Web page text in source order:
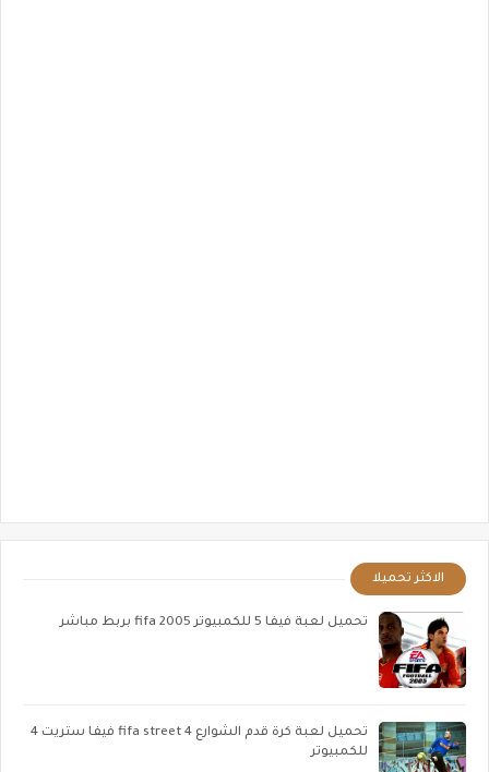
الاكثر تحميلا
تحميل لعبة فيفا 5 للكمبيوتر fifa 2005 بربط مباشر
تحميل لعبة كرة قدم الشوارع fifa street 4 فيفا ستريت 4
للكمبيوتر